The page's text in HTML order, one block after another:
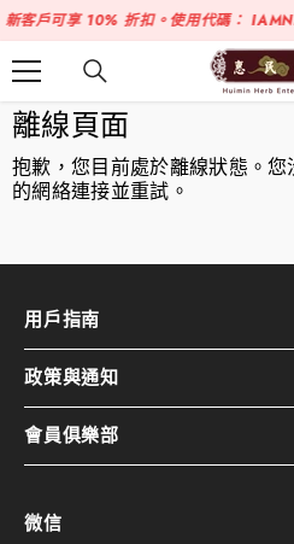
跳至內容
客戶可享 10% 折扣。使用代碼：
離線頁面
抱歉，您目前處於離線狀態。
的網絡連接並重試。
用戶指南
政策與通知
會員俱樂部
微信